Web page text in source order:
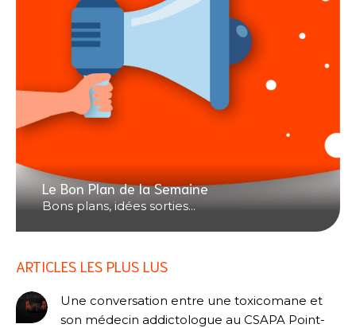
Le Bon Plan de la Semaine
Bons plans, idées sorties...
ARTICLES LES PLUS LUS
Une conversation entre une toxicomane et
son médecin addictologue au CSAPA Point-